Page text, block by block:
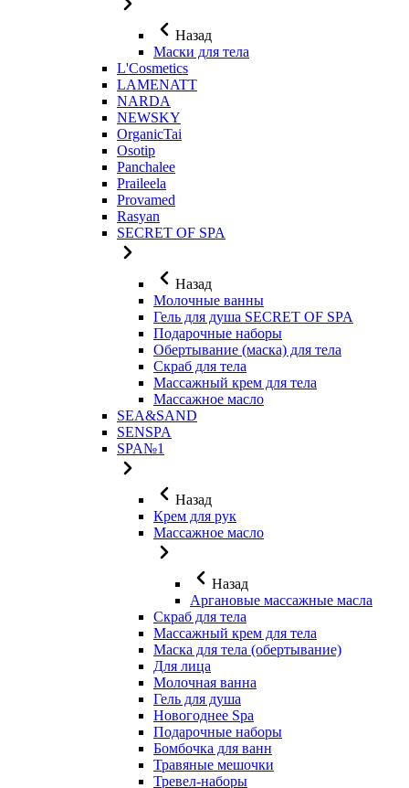
Назад
Маски для тела
L'Cosmetics
LAMENATT
NARDA
NEWSKY
OrganicTai
Osotip
Panchalee
Praileela
Provamed
Rasyan
SECRET OF SPA
Назад
Молочные ванны
Гель для душа SECRET OF SPA
Подарочные наборы
Обертывание (маска) для тела
Скраб для тела
Массажный крем для тела
Массажное масло
SEA&SAND
SENSPA
SPA№1
Назад
Крем для рук
Массажное масло
Назад
Аргановые массажные масла
Скраб для тела
Массажный крем для тела
Маска для тела (обертывание)
Для лица
Молочная ванна
Гель для душа
Новогоднее Spa
Подарочные наборы
Бомбочка для ванн
Травяные мешочки
Тревел-наборы